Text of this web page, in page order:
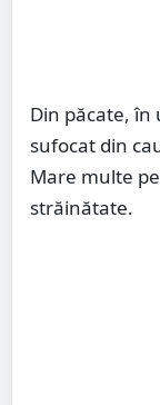
Din păcate,
sufocat din
Mare multe
străinătate.